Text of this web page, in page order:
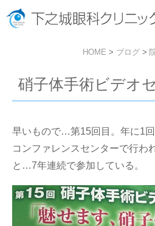
HOME ブログ
硝子体手術ビデオ
早いもので…第15回目。年に1
コンファレンスセンターで行わ
と…7年連続で参加している。